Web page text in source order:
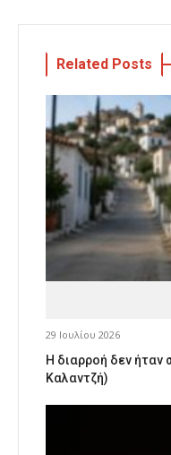
Related Posts
29 Ιουλίου 2026
Η διαρροή δεν
Καλαντζή)